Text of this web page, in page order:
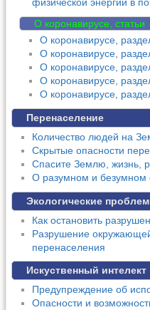
О коронавирусе, статьи
О коронавирусе,
О коронавирусе,
О коронавирусе,
О коронавирусе,
О коронавирусе,
Перенаселение
Количество людей на
Скрытые опасности
Спасите Землю, жизнь,
О разумном и безумном
Экологические
Как остановить
Разрушение
перенаселения
Искуственный интелект
Предупреждение об
Опасности и